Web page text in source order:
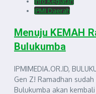
IPMI Daerah
Menuju KEMAH
Bulukumba
IPMIMEDIA.OR.ID,
Gen Z! Ramadhan
Bulukumba akan